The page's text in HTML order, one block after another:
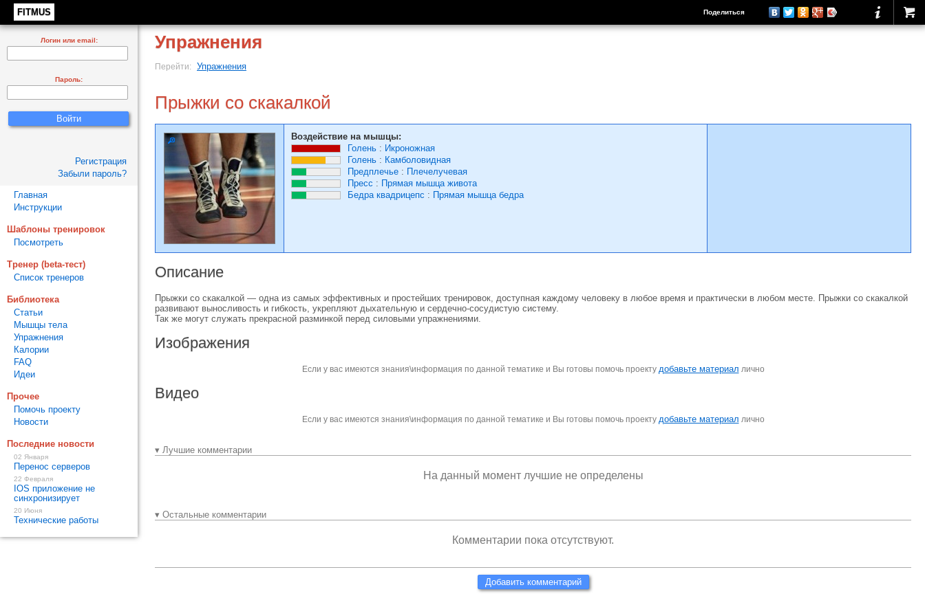
FITMUS Поделиться
Упражнения
Перейти: Упражнения
Прыжки со скакалкой
Воздействие на мышцы:
Голень : Икроножная
Голень : Камболовидная
Предплечье : Плечелучевая
Пресс : Прямая мышца живота
Бедра квадрицепс : Прямая мышца бедра
Описание
Прыжки со скакалкой — одна из самых эффективных и простейших тренировок, доступная каждому человеку в любое время и практически в любом месте. Прыжки со скакалкой
развивают выносливость и гибкость, укрепляют дыхательную и сердечно-сосудистую систему.
Так же могут служать прекрасной разминкой перед силовыми упражнениями.
Изображения
Если у вас имеются знания\информация по данной тематике и Вы готовы помочь проекту добавьте материал лично
Видео
Если у вас имеются знания\информация по данной тематике и Вы готовы помочь проекту добавьте материал лично
▾ Лучшие комментарии
На данный момент лучшие не определены
▾ Остальные комментарии
Комментарии пока отсутствуют.
Добавить комментарий
Логин или email:
Пароль:
Регистрация
Забыли пароль?
Главная
Инструкции
Шаблоны тренировок
Посмотреть
Тренер (beta-тест)
Список тренеров
Библиотека
Статьи
Мышцы тела
Упражнения
Калории
FAQ
Идеи
Прочее
Помочь проекту
Новости
Последние новости
02 Января
Перенос серверов
22 Февраля
IOS приложение не
синхронизирует
20 Июня
Технические работы